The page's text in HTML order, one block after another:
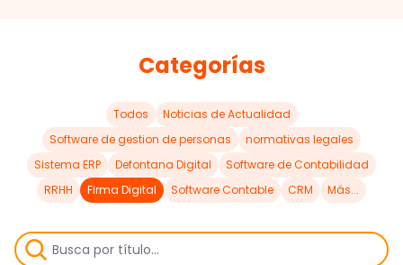
Categorías
Todos
Noticias de Actualidad
Software de gestion de personas
normativas legales
Sistema ERP
Defontana Digital
Software de Contabilidad
RRHH
Firma Digital Software Contable CRM Más...